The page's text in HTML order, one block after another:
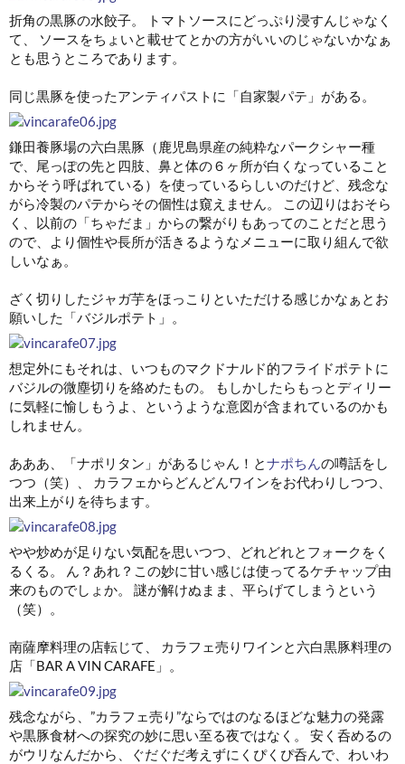
折角の黒豚の水餃子。 トマトソースにどっぷり浸すんじゃなく
て、 ソースをちょいと載せてとかの方がいいのじゃないかなぁ
とも思うところであります。
同じ黒豚を使ったアンティパストに「自家製パテ」がある。
鎌田養豚場の六白黒豚（鹿児島県産の純粋なパークシャー種
で、尾っぽの先と四肢、鼻と体の６ヶ所が白くなっていること
からそう呼ばれている）を使っているらしいのだけど、残念な
がら冷製のパテからその個性は窺えません。 この辺りはおそら
く、以前の「ちゃだま」からの繋がりもあってのことだと思う
ので、より個性や長所が活きるようなメニューに取り組んで欲
しいなぁ。
ざく切りしたジャガ芋をほっこりといただける感じかなぁとお
願いした「バジルポテト」。
想定外にもそれは、いつものマクドナルド的フライドポテトに
バジルの微塵切りを絡めたもの。 もしかしたらもっとディリー
に気軽に愉しもうよ、というような意図が含まれているのかも
しれません。
あああ、「ナポリタン」があるじゃん！とナポちんの噂話をし
つつ（笑）、 カラフェからどんどんワインをお代わりしつつ、
出来上がりを待ちます。
やや炒めが足りない気配を思いつつ、どれどれとフォークをく
るくる。 ん？あれ？この妙に甘い感じは使ってるケチャップ由
来のものでしょか。 謎が解けぬまま、平らげてしまうという
（笑）。
南薩摩料理の店転じて、 カラフェ売りワインと六白黒豚料理の
店「BAR A VIN CARAFE」。
残念ながら、”カラフェ売り”ならではのなるほどな魅力の発露
や黒豚食材への探究の妙に思い至る夜ではなく。 安く呑めるの
がウリなんだから、ぐだぐだ考えずにくぴくぴ呑んで、わいわ